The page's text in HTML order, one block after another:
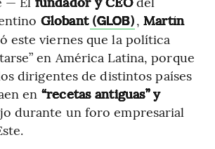
Globant (GLOB), Martín
este viernes que la política
en América Latina, porque
dirigentes de distintos países
en “recetas antiguas” y
durante un foro empresarial